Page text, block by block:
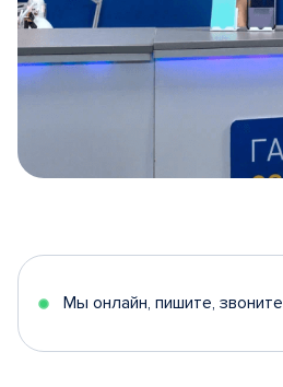
5
Мы онлайн, пишите, звоните